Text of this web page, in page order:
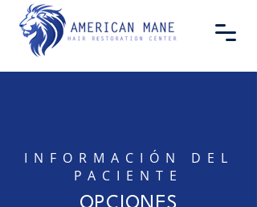
INFORMACIÓN DEL
PACIENTE